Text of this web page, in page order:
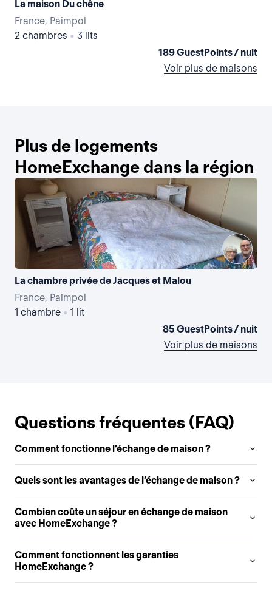
La maison Du chêne
France, Paimpol
2 chambres • 3 lits
189 GuestPoints / nuit
Voir plus de maisons
Plus de logements
HomeExchange dans la région
La chambre privée de Jacques et Malou
France, Paimpol
1 chambre • 1 lit
85 GuestPoints / nuit
Voir plus de maisons
Questions fréquentes (FAQ)
Comment fonctionne l’échange de maison ?
Quels sont les avantages de l’échange de maison ?
Combien coûte un séjour en échange de maison
avec HomeExchange ?
Comment fonctionnent les garanties
HomeExchange ?